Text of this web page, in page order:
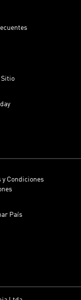
Sitio
y Condiciones
País